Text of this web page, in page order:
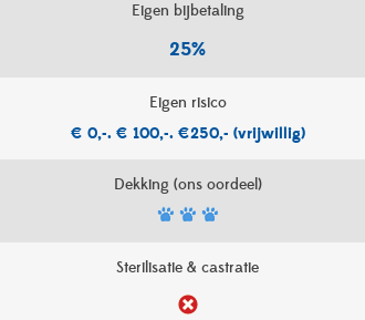
Eigen bijbetaling
25%
Eigen risico
€ 0,-. € 100,-. €250,- (vrijwillig)
Dekking (ons oordeel)
Sterilisatie & castratie